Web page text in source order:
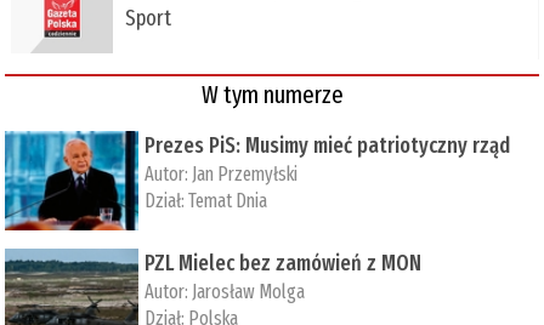
Sport
W tym numerze
Prezes PiS: Musimy mieć patriotyczny rząd
Autor: Jan Przemyłski
Dział:Temat Dnia
PZL Mielec bez zamówień z MON
Autor: Jarosław Molga
Dział: Polska